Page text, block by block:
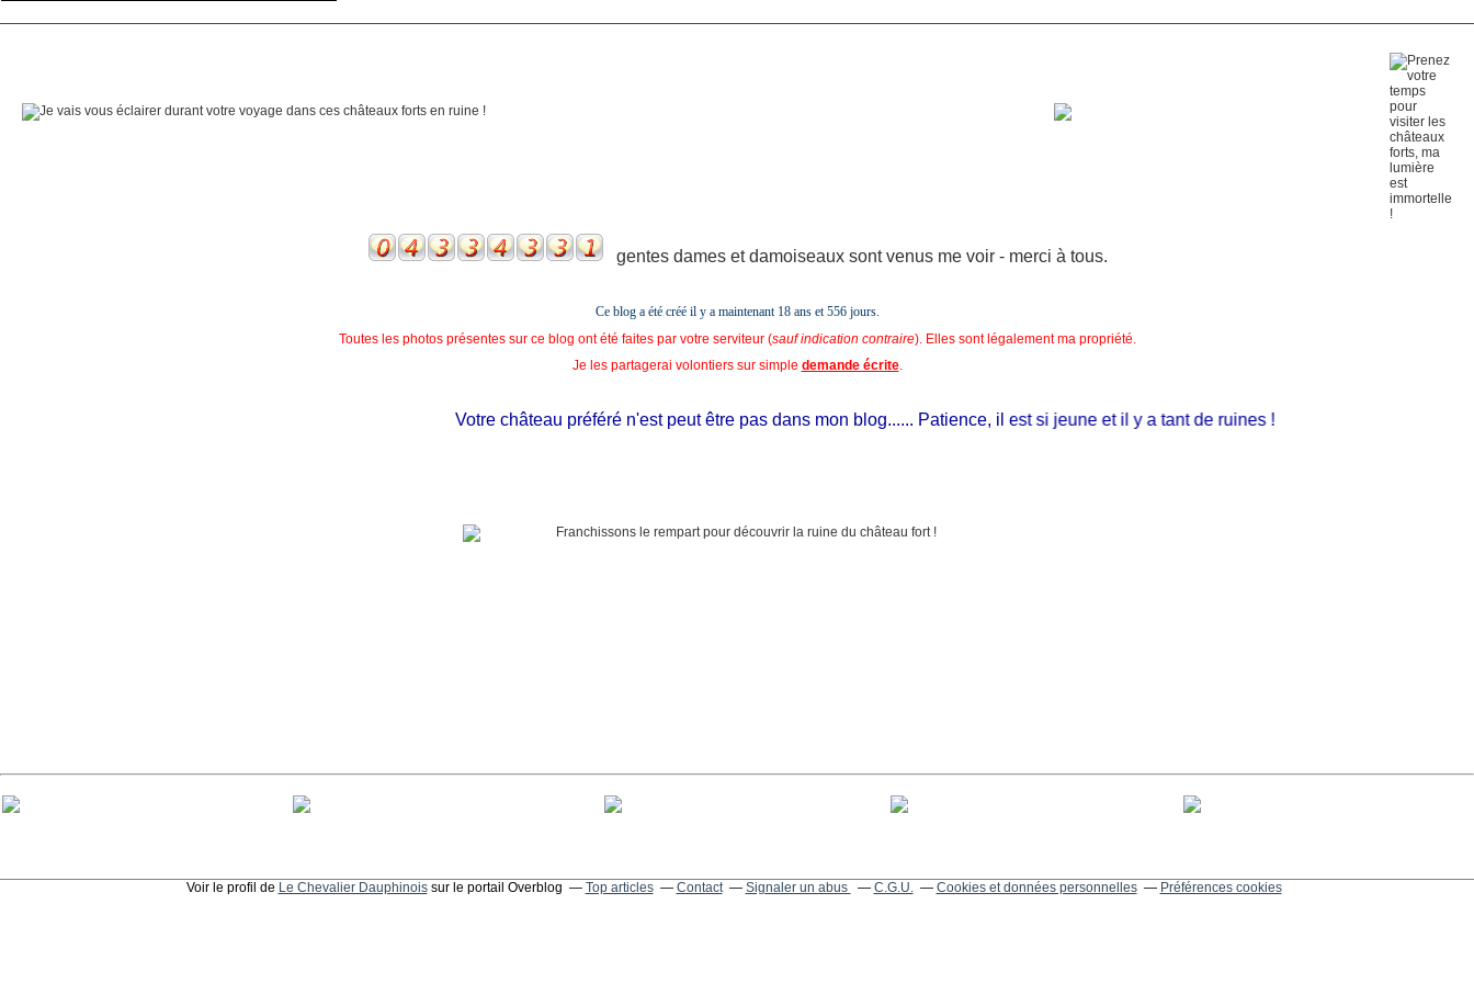
gentes dames et damoiseaux sont venus me voir - merci à tous.
Ce blog a été créé il y a maintenant 18 ans et556 jours.
Toutes les photos présentes sur ce blog ont été faites par votre serviteur (sauf indication contraire). Elles sont légalement ma propriété.
Je les partagerai volontiers sur simple demande écrite.
Votre château préféré n'est peut être pas dans mon blog...... Patience, il est si jeune et il y a tant de ruines !
Voir le profil de Le Chevalier Dauphinoissur le portail Overblog Top articles Contact Signaler un abus C.G.U. Cookies et données personnelles Préférences cookies